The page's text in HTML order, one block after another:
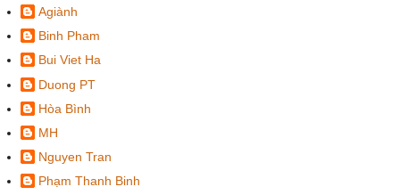
Agiành
Binh Pham
Bui Viet Ha
Duong PT
Hòa Bình
MH
Nguyen Tran
Phạm Thanh Binh